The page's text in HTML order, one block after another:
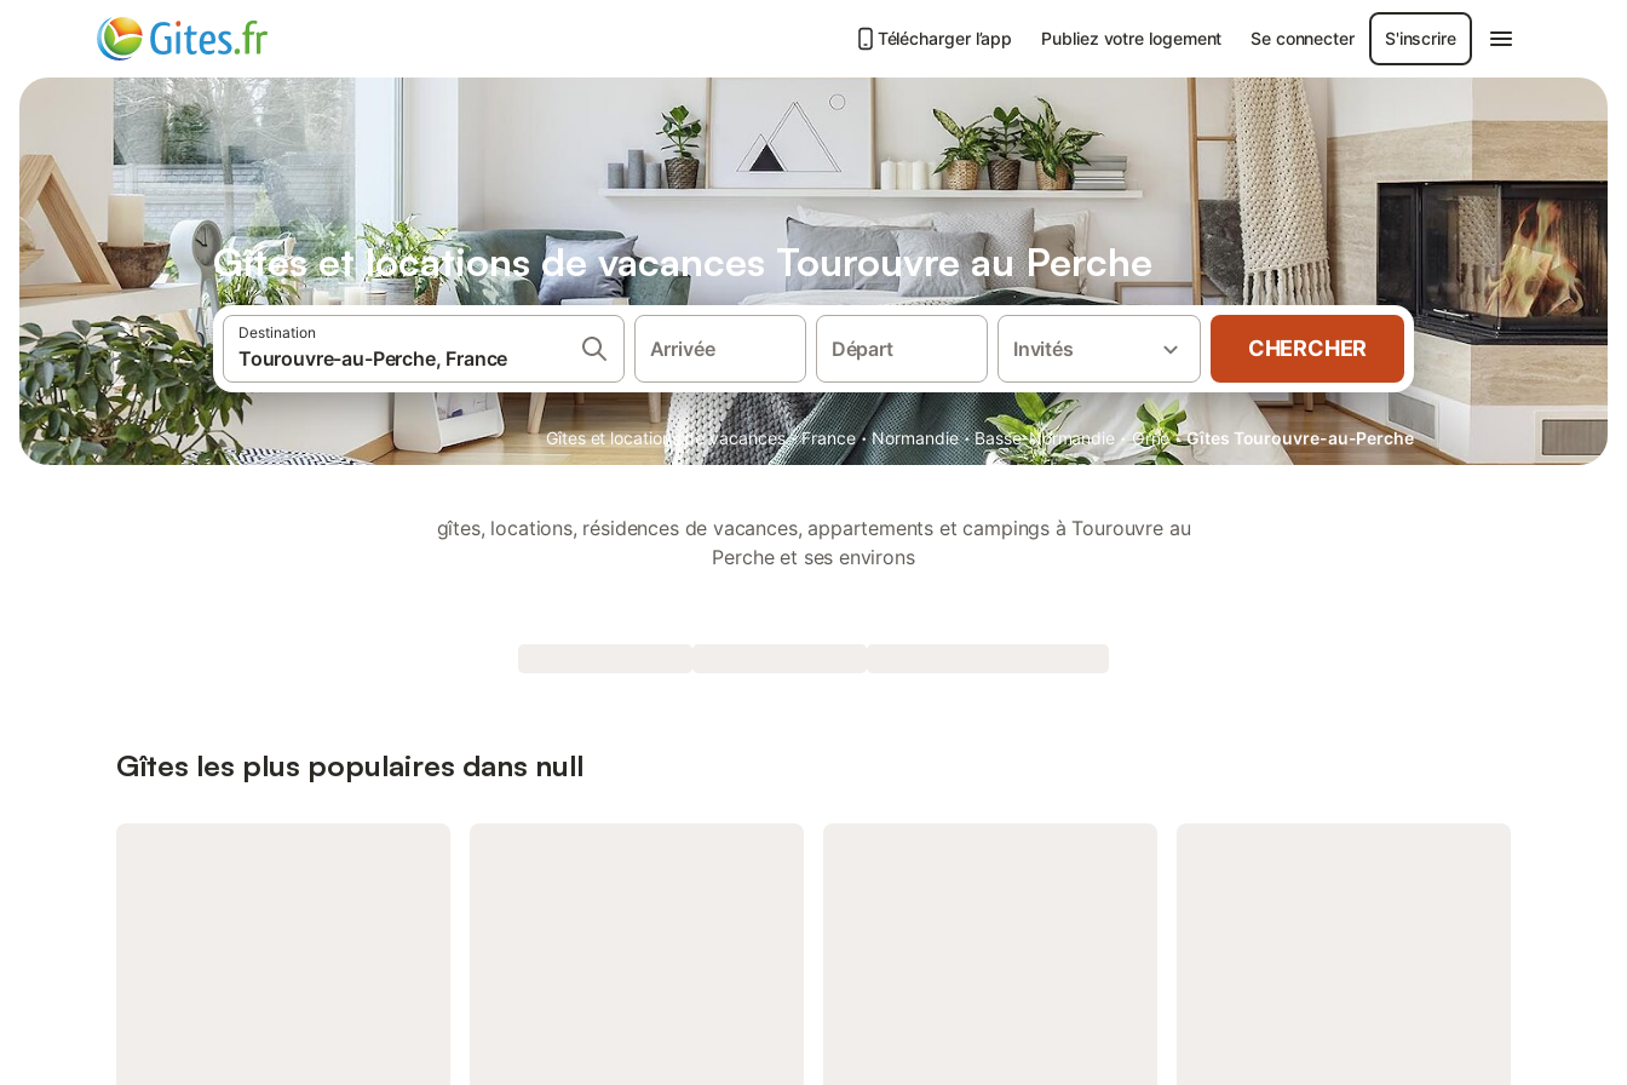
Télécharger l’app Publiez votre logement Se connecter S'inscrire
Gîtes et locations de vacances Tourouvre au Perche
Destination
Arrivée Départ Invités CHERCHER
Gîtes et locations de vacances · France · Normandie · Basse-Normandie · Orne · Gîtes Tourouvre-au-Perche
gîtes, locations, résidences de vacances, appartements et campings à Tourouvre au
Perche et ses environs
Gîtes les plus populaires dans null